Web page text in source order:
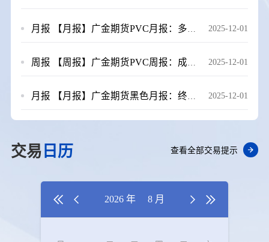
2025-12-01
月报 【月报】广金期货PVC月报：多重利空因素压制，11月PVC跌跌不休 20251201
2025-12-01
周报 【周报】广金期货PVC周报：成本端拖累，PVC期价再创新低 20251121
2025-12-01
月报 【月报】广金期货黑色月报：终端压力渐显，下行风险仍存 20251128
交易 日历 查看全部交易提示
  2026 年 8 月  